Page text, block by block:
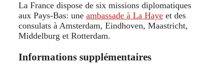
La France dispose de six missions diplomatiques
aux Pays-Bas: une ambassade à La Haye et des
consulats à Amsterdam, Eindhoven, Maastricht,
Middelburg et Rotterdam.
Informations supplémentaires